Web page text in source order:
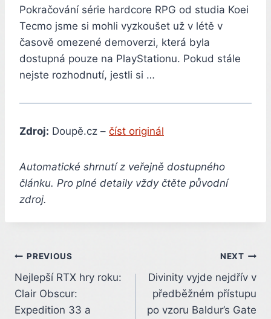
Pokračování série hardcore RPG od studia Koei
Tecmo jsme si mohli vyzkoušet už v létě v
časově omezené demoverzi, která byla
dostupná pouze na PlayStationu. Pokud stále
nejste rozhodnutí, jestli si …
Zdroj: Doupě.cz – číst originál
Automatické shrnutí z veřejně dostupného
článku. Pro plné detaily vždy čtěte původní
zdroj.
Post
navigation
PREVIOUS
Nejlepší RTX hry roku:
Clair Obscur:
Expedition 33 a
NEXT
Divinity vyjde nejdřív v
předběžném přístupu
po vzoru Baldur’s Gate